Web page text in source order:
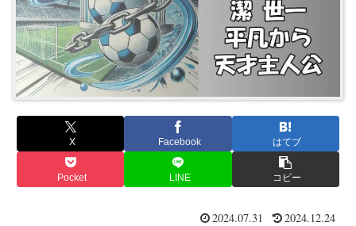
X Facebook はてブ
Pocket LINE コピー
2024.07.31 2024.12.24